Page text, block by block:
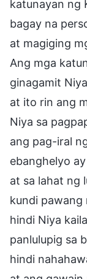
katunayan ng
bagay na
at magiging
Ang mga
ginagamit
at ito rin ang
Niya sa
ang pag-iral
ebanghelyo
at sa lahat ng
kundi pawang
hindi Niya
panlulupig sa
hindi